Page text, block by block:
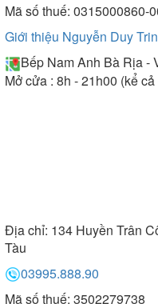
Mã số thuế: 0315000860-
Giới thiệu Nguyễn Duy
Bếp Nam Anh Bà Rịa -
Mở cửa : 8h - 21h00 (kể
Địa chỉ: 134 Huyền Trân
Tàu
03995.888.90
Mã số thuế: 3502279738